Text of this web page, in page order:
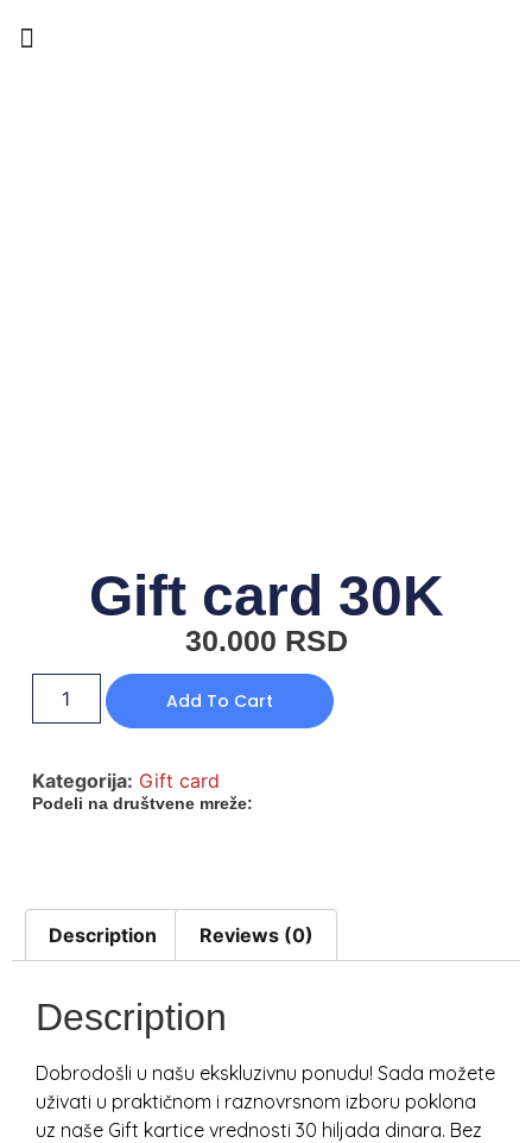
Gift card 30K
30.000 RSD
Add To Cart
Kategorija: Gift card
Podeli na društvene mreže:
Description Reviews (0)
Description
Dobrodošli u našu ekskluzivnu ponudu! Sada možete
uživati u praktičnom i raznovrsnom izboru poklona
uz naše Gift kartice vrednosti 30 hiljada dinara. Bez